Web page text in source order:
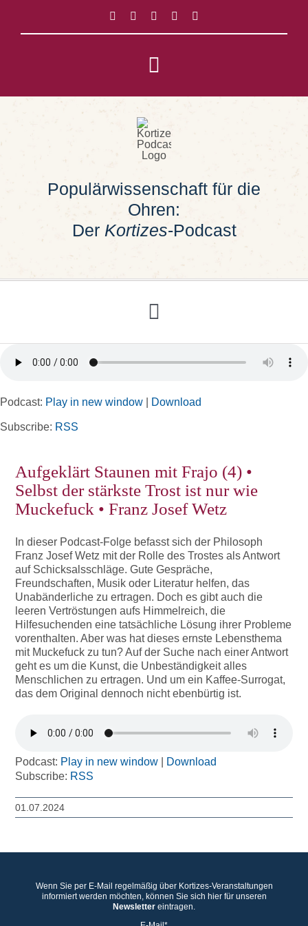
springen
Toggle
Navigation
Impressum
Datenschutz
Populärwissenschaft für die
Ohren:
Der Kortizes-Podcast
Toggle
Navigation
Home
Rubriken
Podcast: Play in new window Download
Subscribe: RSS
Aufgeklärt Staunen mit Frajo (4) •
Selbst der stärkste Trost ist nur wie
Muckefuck • Franz Josef Wetz
In dieser Podcast-Folge befasst sich der Philosoph
Franz Josef Wetz mit der Rolle des Trostes als Antwort
auf Schicksalsschläge. Gute Gespräche,
Freundschaften, Musik oder Literatur helfen, das
Unabänderliche zu ertragen. Doch es gibt auch die
leeren Vertröstungen aufs Himmelreich, die
Hilfesuchenden eine tatsächliche Lösung ihrer Probleme
vorenthalten. Aber was hat dieses ernste Lebensthema
mit Muckefuck zu tun? Auf der Suche nach einer Antwort
geht es um die Kunst, die Unbeständigkeit alles
Menschlichen zu ertragen. Und um ein Kaffee-Surrogat,
das dem Original dennoch nicht ebenbürtig ist.
Podcast: Play in new window
Download
Subscribe: RSS
01.07.2024
Wenn Sie per E-Mail regelmäßig über Kortizes-Veranstaltungen
informiert werden möchten, können Sie sich hier für unseren
Newsletter eintragen.